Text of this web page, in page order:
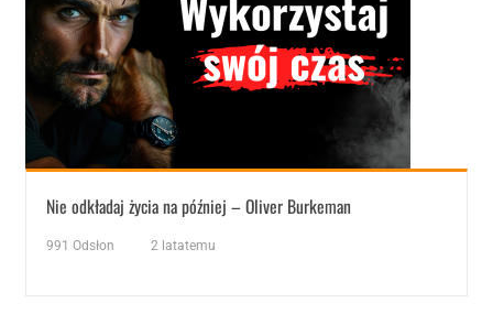
Nie odkładaj życia na później – Oliver Burkeman
991 Odsłon 2 latatemu